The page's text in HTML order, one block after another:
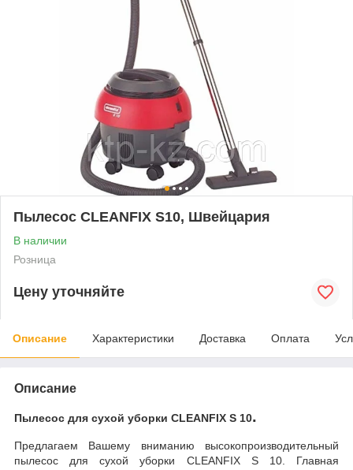
Пылесос CLEANFIX S10, Швейцария
В наличии
Розница
Цену уточняйте
Описание Характеристики Доставка Оплата
Описание
Пылесос для сухой уборки CLEANFIX S 10.
Предлагаем Вашему вниманию высокопроизводительный
пылесос для сухой уборки CLEANFIX S10. Главная